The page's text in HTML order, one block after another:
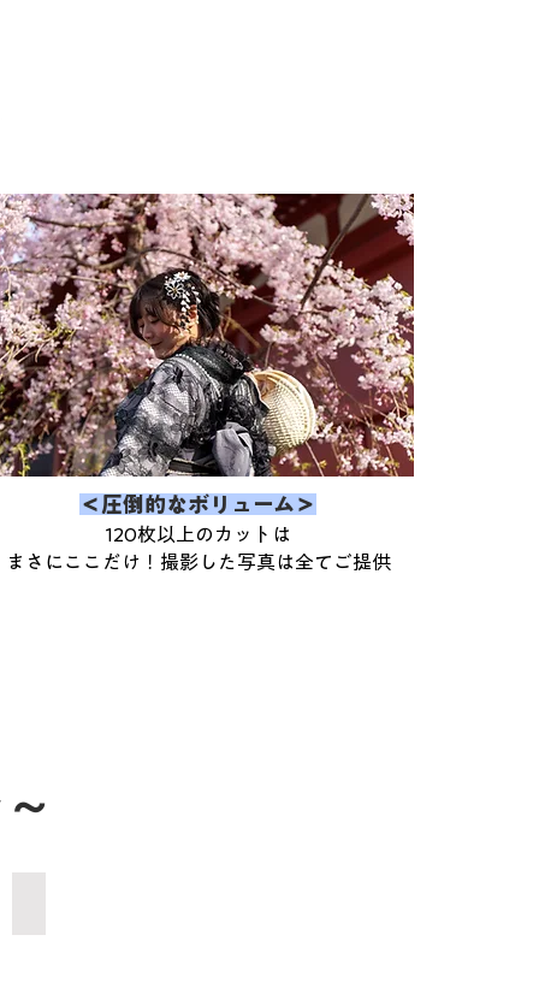
＜圧倒的なボリューム＞
120枚以上のカットは
​まさにここだけ！撮影した写真は全てご提供